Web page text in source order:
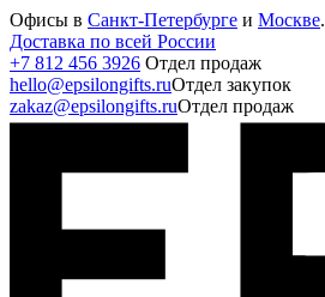
Офисы в Санкт-Петербурге и Москве.
Доставка по всей России
+7 812 456 3926 Отдел продаж
hello@epsilongifts.ruОтдел закупок
zakaz@epsilongifts.ruОтдел продаж